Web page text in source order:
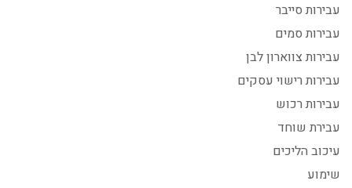
עבירות סייבר
עבירות סמים
עבירות צווארון לבן
עבירות רישוי עסקים
עבירות רכוש
עבירת שוחד
עיכוב הליכים
שימוע